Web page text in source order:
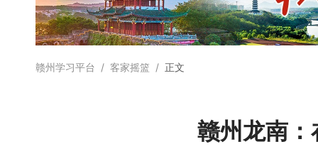
赣州学习平台 / 客家摇篮 / 正文
赣州龙南